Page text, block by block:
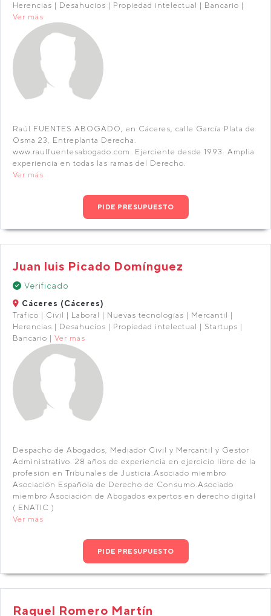
Herencias | Desahucios | Propiedad intelectual | Bancario |
Ver más
Raúl FUENTES ABOGADO, en Cáceres, calle García Plata de
Osma 23, Entreplanta Derecha.
www.raulfuentesabogado.com. Ejerciente desde 1993. Amplia
experiencia en todas las ramas del Derecho.
Ver más
PIDE PRESUPUESTO
Juan luis Picado Domínguez
Verificado
Cáceres (Cáceres)
Tráfico | Civil | Laboral | Nuevas tecnologías | Mercantil |
Herencias | Desahucios | Propiedad intelectual | Startups |
Bancario | Ver más
Despacho de Abogados, Mediador Civil y Mercantil y Gestor
Administrativo. 28 años de experiencia en ejercicio libre de la
profesión en Tribunales de Justicia.Asociado miembro
Asociación Española de Derecho de Consumo.Asociado
miembro Asociación de Abogados expertos en derecho digital
( ENATIC )
Ver más
PIDE PRESUPUESTO
Raquel Romero Martín